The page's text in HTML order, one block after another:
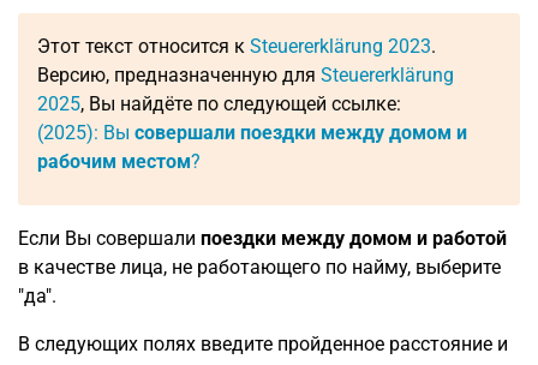
Этот текст относится к Steuererklärung 2023.
Версию, предназначенную для Steuererklärung
2025, Вы найдёте по следующей ссылке:
(2025): Вы совершали поездки между домом и
рабочим местом?
Если Вы совершали поездки между домом и работой
в качестве лица, не работающего по найму, выберите
"да".
В следующих полях введите пройденное расстояние и